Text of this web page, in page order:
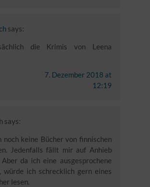
says:
die Krimis von Leena
7. Dezember 2018 at
12:19
says:
noch keine Bücher von finnischen
Jedenfalls fällt mir auf Anhieb
da ich eine ausgesprochene
würde ich schrecklich gern eines
lesen.